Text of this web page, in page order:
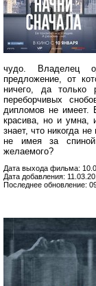
чудо. Владелец
предложение, от
ничего, да только
переборчивых
дипломов не имеет.
красива, но и умна,
знает, что никогда
не имея за
желаемого?
Дата выхода фильма:
Дата добавления:
Последнее обновление: